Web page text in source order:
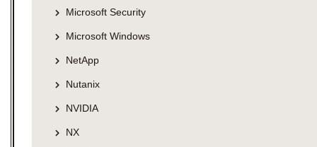
Microsoft Security
Microsoft Windows
NetApp
Nutanix
NVIDIA
NX